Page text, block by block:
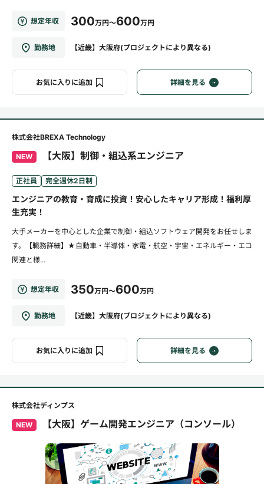
想定年収 300万円～600万円
勤務地 【近畿】大阪府(プロジェクトにより異なる)
お気に入りに追加 詳細を見る
株式会社BREXA Technology
NEW 【大阪】制御・組込系エンジニア
正社員 完全週休2日制
エンジニアの教育・育成に投資！安心したキャリア形成！福利厚
生充実！
大手メーカーを中心とした企業で制御・組込ソフトウェア開発をお任せしま
す。【職務詳細】★自動車・半導体・家電・航空・宇宙・エネルギー・エコ
関連と様...
想定年収 350万円～600万円
勤務地 【近畿】大阪府(プロジェクトにより異なる)
お気に入りに追加 詳細を見る
株式会社ディンプス
NEW 【大阪】ゲーム開発エンジニア（コンソール）